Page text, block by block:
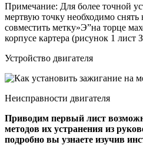
Примечание: Для более точной
мертвую точку необходимо снять
совместить метку»Э”на торце
корпусе картера (рисунок 1 лист
Устройство двигателя
Неисправности двигателя
Приводим первый лист
методов их устранения из
подробно вы узнаете изучив